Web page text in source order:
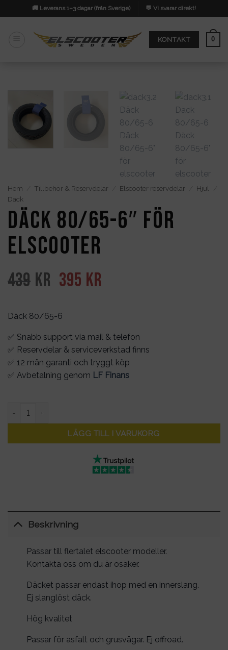
to
🚚 Leverans 1–3 dagar (från Sverige) 💬 Vi svarar direkt!
KONTAKT 0
Hem Tillbehör & Reservdelar Elscooter reservdelar Hjul
Däck
Däck 80/65-6″ för
elscooter
439 kr Det
priset
var:
439kr.
395 kr
är:
395kr.
Däck 80/65-6
✅ Snabb support via mail & telefon
✅ Reservdelar & serviceverkstad finns
✅ 12 mån garanti och tryggt köp
✅ Avbetalning genom LF Finans
Däck 80/65-6" för elscooter mängd
LÄGG TILL I VARUKORG
Beskrivning
Passar till flertalet elscooter modeller.
Kontakta oss om du är osäker.
Däcket passar endast ihop med en innerslang.
Ej slanglöst däck.
Hög kvalitet
Passar för asfalt och grusvägar. Ej offroad.